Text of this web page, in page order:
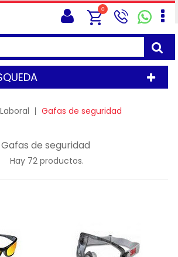
0
Gafas de seguridad
Gafas de seguridad
Hay 72 productos.